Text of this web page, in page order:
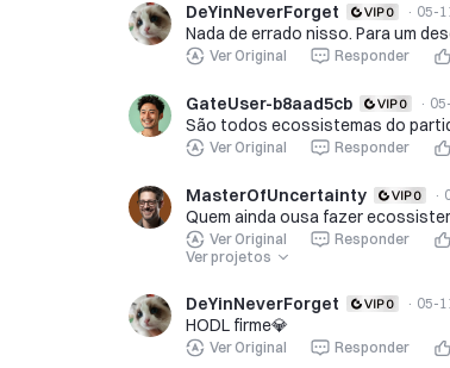
DeYinNeverForget · 05-
Nada de errado nisso. Para um
Ver Original Responder
GateUser-b8aad5cb ·
São todos ecossistemas do
Ver Original Responder
MasterOfUncertainty ·
Quem ainda ousa fazer
Ver Original Responder
Ver projetos
DeYinNeverForget · 05-
HODL firme💎
Ver Original Responder